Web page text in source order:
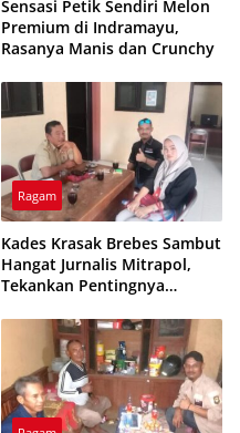
Sensasi Petik Sendiri Melon
Premium di Indramayu,
Rasanya Manis dan Crunchy
Ragam
Kades Krasak Brebes Sambut
Hangat Jurnalis Mitrapol,
Tekankan Pentingnya
Pemerintah Desa